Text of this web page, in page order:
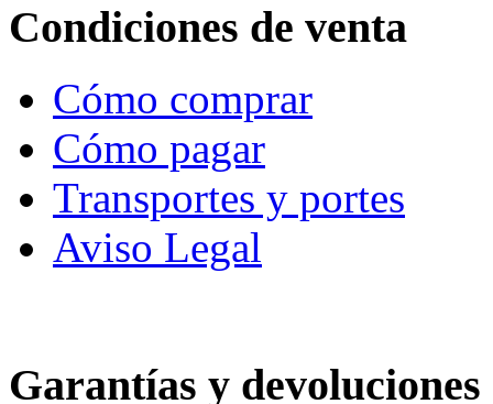
Condiciones de venta
Cómo comprar
Cómo pagar
Transportes y portes
Aviso Legal
Garantías y devoluciones